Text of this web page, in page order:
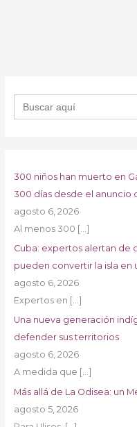
Buscar:
300 niños han muerto en
300 días desde el anuncio
agosto 6, 2026
Al menos 300 […]
Cuba: expertos alertan de
pueden convertir la isla en
agosto 6, 2026
Expertos en […]
Una nueva generación
defender sus territorios
agosto 6, 2026
A medida que […]
Más allá de La Odisea: un
agosto 5, 2026